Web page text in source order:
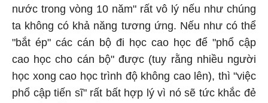
nước trong vòng 10 năm" rất vô lý nếu như chúng
ta không có khả năng tương ứng. Nếu như có thể
"bắt ép" các cán bộ đi học cao học để "phổ cập
cao học cho cán bộ" được (tuy rằng nhiều người
học xong cao học trình độ không cao lên), thì "việc
phổ cập tiến sĩ" rất bất hợp lý vì nó sẽ tức khắc đẻ